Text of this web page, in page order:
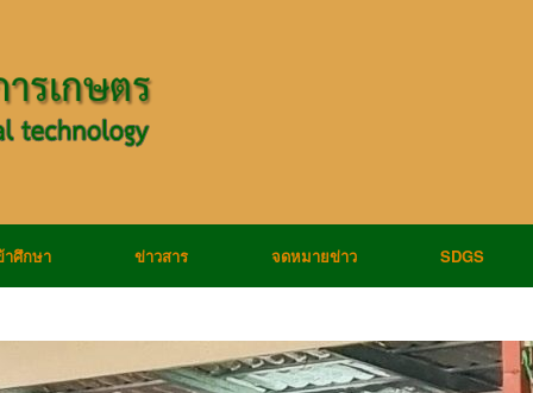
าศึกษา ข่าวสาร จดหมายข่าว SDGS